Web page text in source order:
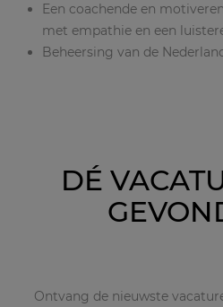
Een coachende en
met empathie en een
Beheersing van de
DÉ
Ontvang de nieuwste